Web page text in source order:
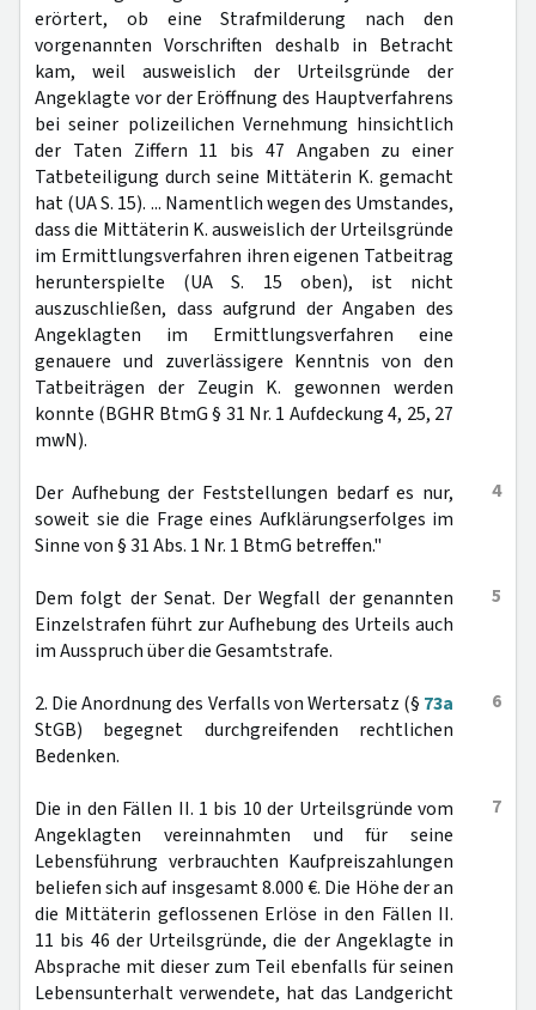
erörtert, ob eine Strafmilderung nach den
vorgenannten Vorschriften deshalb in Betracht
kam, weil ausweislich der Urteilsgründe der
Angeklagte vor der Eröffnung des Hauptverfahrens
bei seiner polizeilichen Vernehmung hinsichtlich
der Taten Ziffern 11 bis 47 Angaben zu einer
Tatbeteiligung durch seine Mittäterin K. gemacht
hat (UA S. 15). ... Namentlich wegen des Umstandes,
dass die Mittäterin K. ausweislich der Urteilsgründe
im Ermittlungsverfahren ihren eigenen Tatbeitrag
herunterspielte (UA S. 15 oben), ist nicht
auszuschließen, dass aufgrund der Angaben des
Angeklagten im Ermittlungsverfahren eine
genauere und zuverlässigere Kenntnis von den
Tatbeiträgen der Zeugin K. gewonnen werden
konnte (BGHR BtmG § 31 Nr. 1 Aufdeckung 4, 25, 27
mwN).
4
Der Aufhebung der Feststellungen bedarf es nur,
soweit sie die Frage eines Aufklärungserfolges im
Sinne von § 31 Abs. 1 Nr. 1 BtmG betreffen."
5
Dem folgt der Senat. Der Wegfall der genannten
Einzelstrafen führt zur Aufhebung des Urteils auch
im Ausspruch über die Gesamtstrafe.
6
2. Die Anordnung des Verfalls von Wertersatz (§ 73a
StGB) begegnet durchgreifenden rechtlichen
Bedenken.
7
Die in den Fällen II. 1 bis 10 der Urteilsgründe vom
Angeklagten vereinnahmten und für seine
Lebensführung verbrauchten Kaufpreiszahlungen
beliefen sich auf insgesamt 8.000 €. Die Höhe der an
die Mittäterin geflossenen Erlöse in den Fällen II.
11 bis 46 der Urteilsgründe, die der Angeklagte in
Absprache mit dieser zum Teil ebenfalls für seinen
Lebensunterhalt verwendete, hat das Landgericht